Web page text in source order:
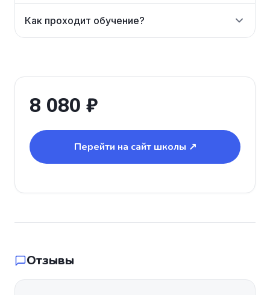
Как проходит обучение?
8 080 ₽
Перейти на сайт школы ↗
Отзывы